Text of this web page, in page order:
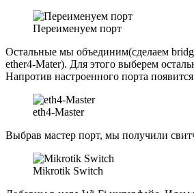
Переименуем порт
Остальные мы объединим(сделаем
ether4-Mater). Для этого выберем
Напротив настроенного порта
eth4-Master
Выбрав мастер порт, мы получили
Mikrotik Switch